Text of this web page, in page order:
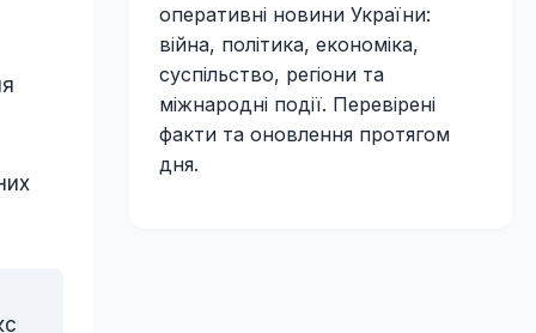
оперативні новини України:
війна, політика, економіка,
суспільство, регіони та
міжнародні події. Перевірені
факти та оновлення протягом
дня.